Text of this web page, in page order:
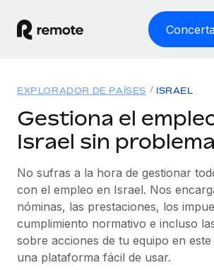
EMPLEO GLOBAL
Nómina global
Gestiona las nóminas de forma
legalidad.
Employer of Record
Expándete en todo el mundo sin
Soluciones
COBERTURA MUNDIAL
Explorador de países
Consulta el soporte del empleo global
Explorador estatal de EE. UU.
Simplifica la contratación en todos los
Recursos
HERRAMIENTAS Y CALCULADORAS
Calculadora del riesgo de
Consulta el riesgo de clasificación
Precios
EXPLORADOR DE PAÍSES ISRAEL
Gestiona el
Israel sin
No sufras a la hora de gestionar
con el empleo en Israel. Nos
nóminas, las prestaciones, los
cumplimiento normativo e incluso
sobre acciones de tu equipo en
una plataforma fácil de usar.